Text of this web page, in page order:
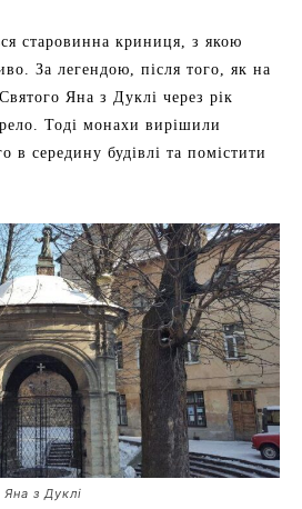
старовинна криниця, з якою
За легендою, після того, як на
Яна з Дуклі через рік
Тоді монахи вирішили
в середину будівлі та помістити
з Дуклі